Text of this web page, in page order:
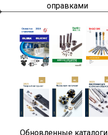
оправками
Обновленные каталоги